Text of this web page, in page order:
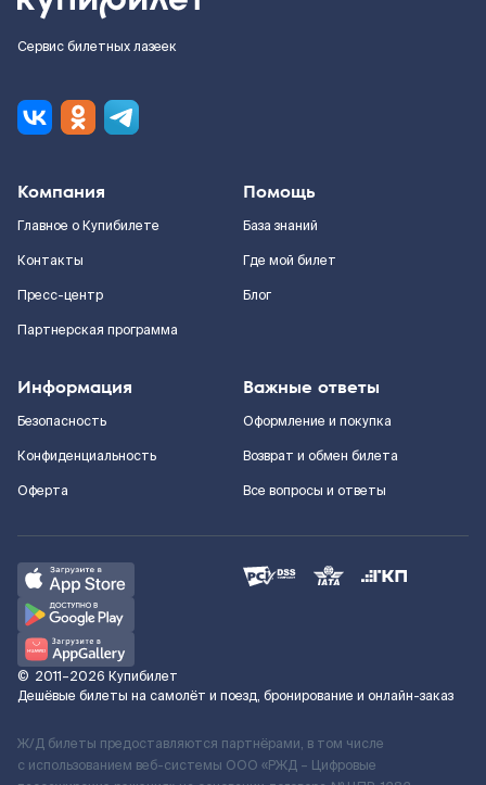
Сервис билетных лазеек
Компания
Главное о Купибилете
Контакты
Пресс-центр
Партнерская программа
Помощь
База знаний
Где мой билет
Блог
Информация
Безопасность
Конфиденциальность
Оферта
Важные ответы
Оформление и покупка
Возврат и обмен билета
Все вопросы и ответы
© 2011–2026 Купибилет
Дешёвые билеты на самолёт и поезд, бронирование и онлайн-заказ
Ж/Д билеты предоставляются партнёрами, в том числе
с использованием веб-системы ООО «РЖД – Цифровые